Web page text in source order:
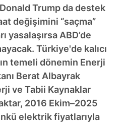
Trump da destek
değişimini “saçma”
yasalaşırsa ABD’de
Türkiye'de kalıcı
temeli dönemin Enerji
Berat Albayrak
ve Tabii Kaynaklar
2016 Ekim–2025
elektrik fiyatlarıyla